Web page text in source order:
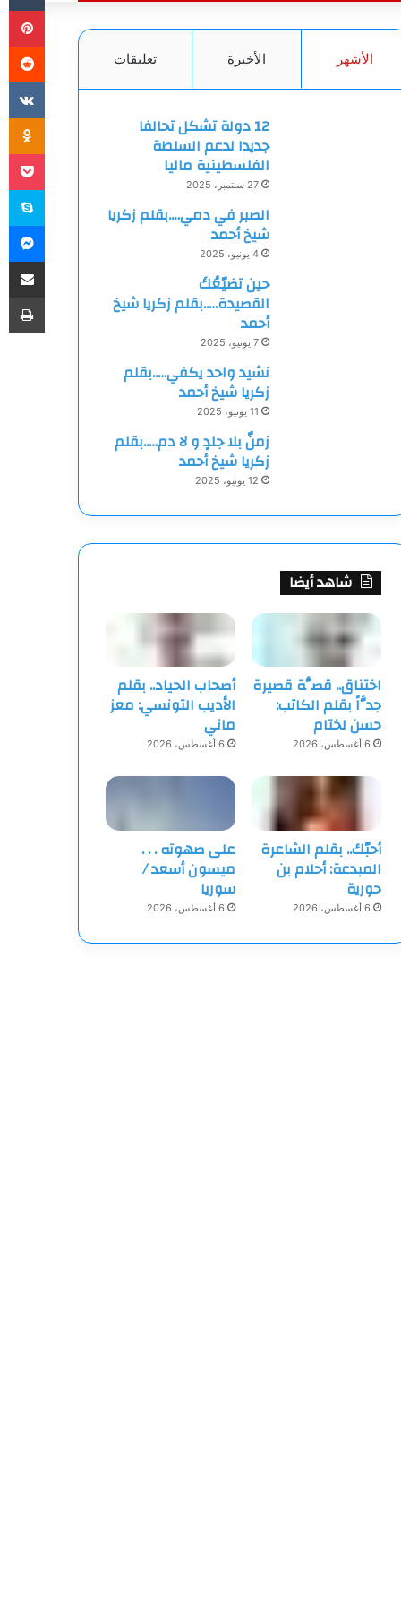
الأشهر الأخيرة تعليقات
12 دولة تشكل تحالفا
جديدا لدعم السلطة
الفلسطينية ماليا
27 سبتمبر، 2025
الصبر في دمي….بقلم زكريا
شيخ أحمد
4 يونيو، 2025
حين تضيّعُكَ
القصيدة…..بقلم زكريا شيخ
أحمد
7 يونيو، 2025
نشيد واحد يكفي…..بقلم
زكريا شيخ أحمد
11 يونيو، 2025
زمنٌ بلا جلدٍ و لا دم…..بقلم
زكريا شيخ أحمد
12 يونيو، 2025
شاهد أيضا
اختناق.. قصَّة قصيرة
جدَّاً بقلم الكاتب:
حسن لختام
6 أغسطس، 2026
أصحاب الحياد.. بقلم
الأديب التونسي: معز
ماني
6 أغسطس، 2026
أحبّك.. بقلم الشاعرة
المبدعة: أحلام بن
حورية
6 أغسطس، 2026
على صهوته . . .
ميسون أسعد /
سوريا
6 أغسطس، 2026